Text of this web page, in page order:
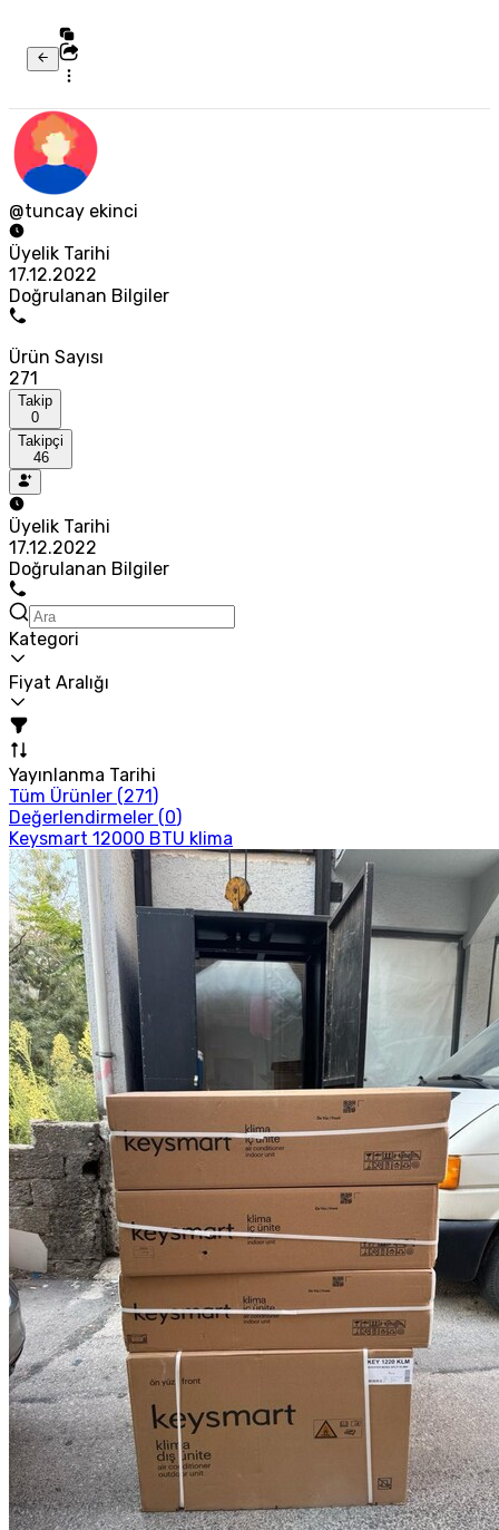
@tuncay ekinci
Üyelik Tarihi
17.12.2022
Doğrulanan Bilgiler
Ürün Sayısı
271
Takip
0
Takipçi
46
Üyelik Tarihi
17.12.2022
Doğrulanan Bilgiler
Kategori
Fiyat Aralığı
Yayınlanma Tarihi
Tüm Ürünler (271)
Değerlendirmeler (0)
Keysmart 12000 BTU klima